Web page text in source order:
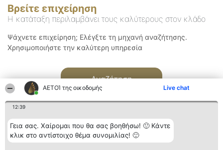
ΑΕΤΟΊ της οικοδομής Live chat
12:39
Γεια σας. Χαίρομαι που θα σας βοηθήσω! 🙂 Κάντε
κλικ στο αντίστοιχο θέμα συνομιλίας! 🙂
Βρείτε επιχείρηση
Η κατάταξη περιλαμβάνει τους καλύτερους στον κλάδο
Ψάχνετε επιχείρηση; Ελέγξτε τη μηχανή αναζήτησης.
Χρησιμοποιήστε την καλύτερη υπηρεσία
Αναζήτηση